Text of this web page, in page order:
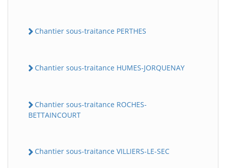
Chantier sous-traitance PERTHES
Chantier sous-traitance HUMES-JORQUENAY
Chantier sous-traitance ROCHES-
BETTAINCOURT
Chantier sous-traitance VILLIERS-LE-SEC